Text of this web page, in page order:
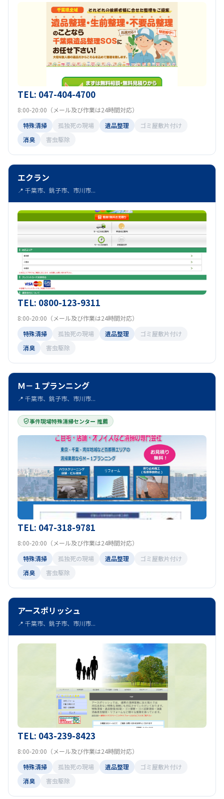
TEL: 047-404-4700
8:00-20:00（メール及び作業は24時間対応）
特殊清掃
孤独死の現場 遺品整理
ゴミ屋敷片付け
消臭
害虫駆除
エクラン
📍 千葉市、銚子市、市川市...
TEL: 0800-123-9311
8:00-20:00（メール及び作業は24時間対応）
特殊清掃
孤独死の現場 遺品整理
ゴミ屋敷片付け
消臭
害虫駆除
Ｍ－１プランニング
📍 千葉市、銚子市、市川市...
事件現場特殊清掃センター 推薦
TEL: 047-318-9781
8:00-20:00（メール及び作業は24時間対応）
特殊清掃
孤独死の現場 遺品整理
ゴミ屋敷片付け
消臭
害虫駆除
アースポリッシュ
📍 千葉市、銚子市、市川市...
TEL: 043-239-8423
8:00-20:00（メール及び作業は24時間対応）
特殊清掃
孤独死の現場 遺品整理
ゴミ屋敷片付け
消臭
害虫駆除